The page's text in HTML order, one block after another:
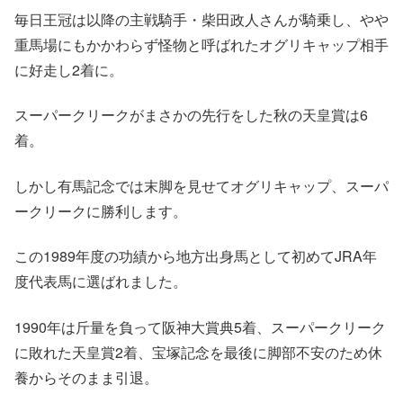
毎日王冠は以降の主戦騎手・柴田政人さんが騎乗し、やや
重馬場にもかかわらず怪物と呼ばれたオグリキャップ相手
に好走し2着に。
スーパークリークがまさかの先行をした秋の天皇賞は6
着。
しかし有馬記念では末脚を見せてオグリキャップ、スーパ
ークリークに勝利します。
この1989年度の功績から地方出身馬として初めてJRA年
度代表馬に選ばれました。
1990年は斤量を負って阪神大賞典5着、スーパークリーク
に敗れた天皇賞2着、宝塚記念を最後に脚部不安のため休
養からそのまま引退。